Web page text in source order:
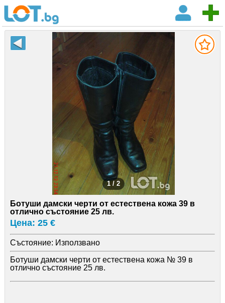
1 / 2
Ботуши дамски черти от естествена кожа 39 в
отлично състояние 25 лв.
Цена: 25 €
Състояние: Използвано
Ботуши дамски черти от естествена кожа № 39 в
отлично състояние 25 лв.